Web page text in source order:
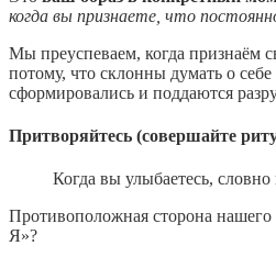
когда вы признаете, что
Мы преуспеваем, когда признаём
потому, что склонны думать о
сформировались и поддаются
Притворяйтесь (совершайте
Когда вы улыбаетесь, словно
Противоположная сторона нашего
Я»?